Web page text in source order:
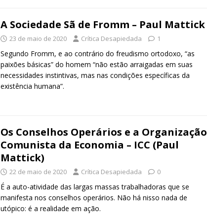
A Sociedade Sã de Fromm – Paul Mattick
23 de maio de 2020 Crítica Desapiedada 1
Segundo Fromm, e ao contrário do freudismo ortodoxo, “as
paixões básicas” do homem “não estão arraigadas em suas
necessidades instintivas, mas nas condições específicas da
existência humana”.
Os Conselhos Operários e a Organização
Comunista da Economia – ICC (Paul
Mattick)
22 de maio de 2020 Crítica Desapiedada 0
É a auto-atividade das largas massas trabalhadoras que se
manifesta nos conselhos operários. Não há nisso nada de
utópico: é a realidade em ação.